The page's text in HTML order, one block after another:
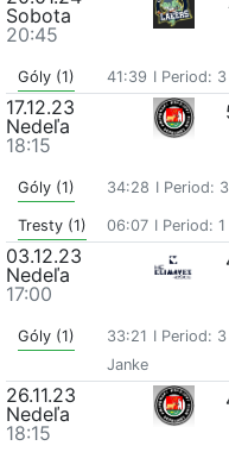
Sobota
20:45
Góly (1) 41:39 I Period: 3
17.12.23
Nedeľa
18:15
Góly (1) 34:28 I Period: 3
Tresty (1) 06:07 I Period: 1
03.12.23
Nedeľa
17:00
Góly (1) 33:21 I Period: 3
Janke
26.11.23
Nedeľa
18:15